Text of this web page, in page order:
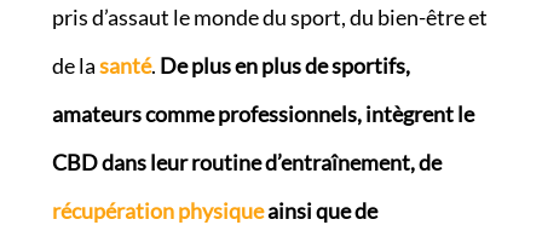
pris d’assaut le monde du sport, du bien-être et
de lasanté. De plus en plus de sportifs,
amateurs comme professionnels, intègrent le
CBD dans leur routine d’entraînement, de
récupération physiqueainsi que de